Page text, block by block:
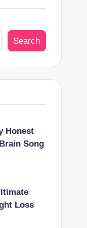
Search
Honest
Song
Loss